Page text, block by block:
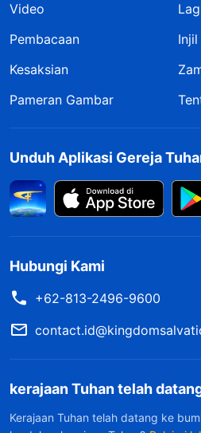
Video
Pembacaan
Injil
Kesaksian
Pameran Gambar
Unduh Aplikasi Gereja
Hubungi Kami
+62-813-2496-9600
kerajaan Tuhan telah
Kerajaan Tuhan telah datang ke